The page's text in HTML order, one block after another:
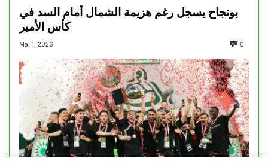
بونجاح يسجل رغم هزيمة الشمال أمام السد في
كأس الأمير
Mai 1, 2026 0